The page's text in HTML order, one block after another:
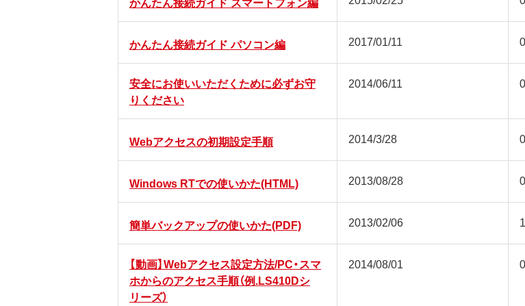
かんたん接続ガイド パソコン編 2017/01/11
安全にお使いいただくために必ずお守
りください
2014/06/11
Webアクセスの初期設定手順 2014/3/28
Windows RTでの使いかた(HTML) 2013/08/28
簡単バックアップの使いかた(PDF) 2013/02/06
【動画】Webアクセス設定方法/PC・スマ
ホからのアクセス手順（例.LS410Dシ
リーズ）
2014/08/01